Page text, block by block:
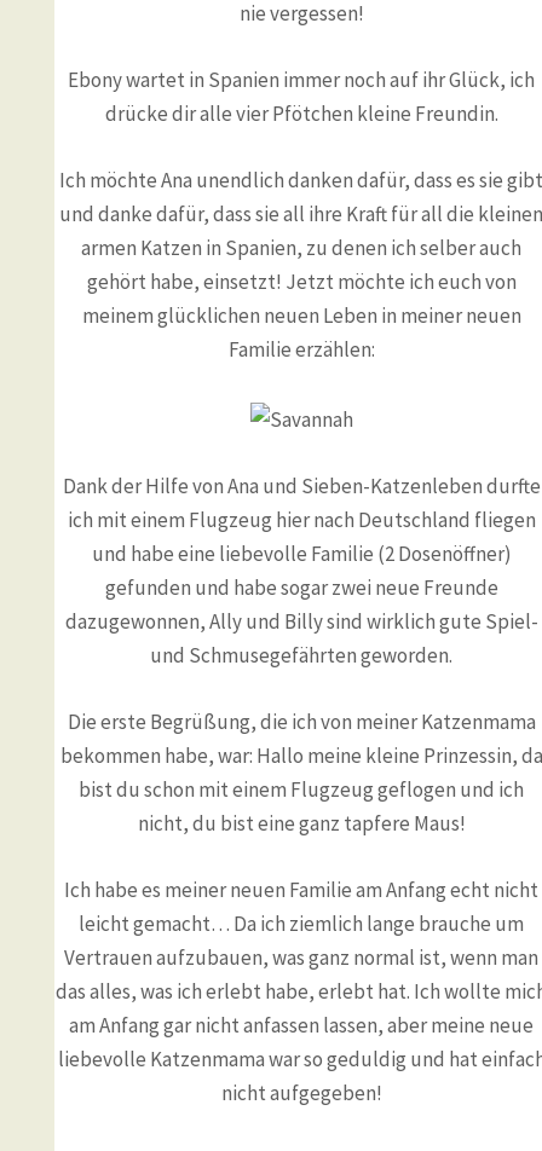
nie vergessen!
Ebony wartet in Spanien immer noch auf ihr Glück, ich
drücke dir alle vier Pfötchen kleine Freundin.
Ich möchte Ana unendlich danken dafür, dass es sie gibt
und danke dafür, dass sie all ihre Kraft für all die kleinen
armen Katzen in Spanien, zu denen ich selber auch
gehört habe, einsetzt! Jetzt möchte ich euch von
meinem glücklichen neuen Leben in meiner neuen
Familie erzählen:
Dank der Hilfe von Ana und Sieben-Katzenleben durfte
ich mit einem Flugzeug hier nach Deutschland fliegen
und habe eine liebevolle Familie (2 Dosenöffner)
gefunden und habe sogar zwei neue Freunde
dazugewonnen, Ally und Billy sind wirklich gute Spiel-
und Schmusegefährten geworden.
Die erste Begrüßung, die ich von meiner Katzenmama
bekommen habe, war: Hallo meine kleine Prinzessin, da
bist du schon mit einem Flugzeug geflogen und ich
nicht, du bist eine ganz tapfere Maus!
Ich habe es meiner neuen Familie am Anfang echt nicht
leicht gemacht… Da ich ziemlich lange brauche um
Vertrauen aufzubauen, was ganz normal ist, wenn man
das alles, was ich erlebt habe, erlebt hat. Ich wollte
am Anfang gar nicht anfassen lassen, aber meine neue
liebevolle Katzenmama war so geduldig und hat
nicht aufgegeben!